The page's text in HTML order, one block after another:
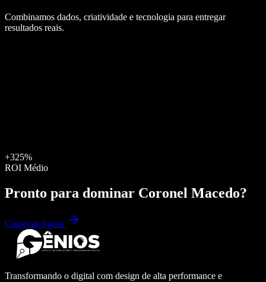
Combinamos dados, criatividade e tecnologia para entregar
resultados reais.
+325%
ROI Médio
Pronto para dominar Coronel Macedo?
Começar Agora
Transformando o digital com design de alta performance e